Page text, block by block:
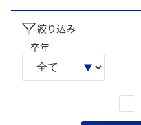
絞り込み
卒年